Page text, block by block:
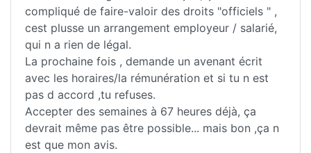
compliqué de faire-valoir des droits "officiels " ,
cest plusse un arrangement employeur / salarié,
qui n a rien de légal.
La prochaine fois , demande un avenant écrit
avec les horaires/la rémunération et si tu n est
pas d accord ,tu refuses.
Accepter des semaines à 67 heures déjà, ça
devrait même pas être possible... mais bon ,ça n
est que mon avis.